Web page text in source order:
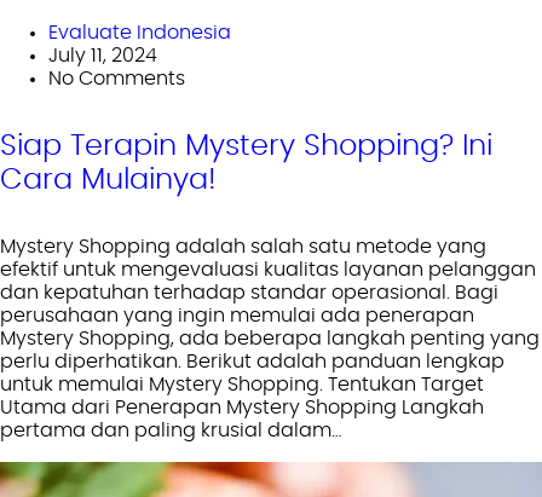
Evaluate Indonesia
July 11, 2024
No Comments
Siap Terapin Mystery Shopping? Ini
Cara Mulainya!
Mystery Shopping adalah salah satu metode yang
efektif untuk mengevaluasi kualitas layanan pelanggan
dan kepatuhan terhadap standar operasional. Bagi
perusahaan yang ingin memulai ada penerapan
Mystery Shopping, ada beberapa langkah penting yang
perlu diperhatikan. Berikut adalah panduan lengkap
untuk memulai Mystery Shopping. Tentukan Target
Utama dari Penerapan Mystery Shopping Langkah
pertama dan paling krusial dalam…